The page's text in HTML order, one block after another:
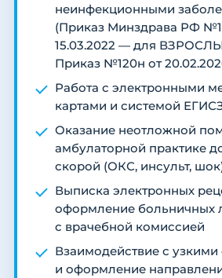
неинфекционными
(Приказ Минздрава РФ
15.03.2022 — для
Приказ №120н от
Работа с электронными
картами и системой
Оказание неотложной
амбулаторной практике
скорой (ОКС, инсульт,
Выписка электронных
оформление больничных
с врачебной комиссией
Взаимодействие с
и оформление